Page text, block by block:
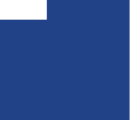
יום בשתי ספרות קו נטוי חודש בשתי ספרות